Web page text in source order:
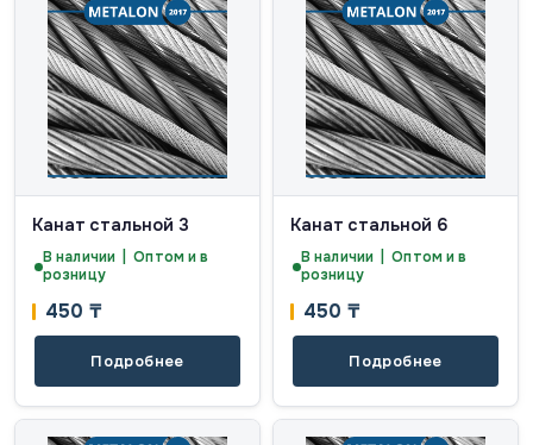
Канат стальной 3
В наличии | Оптом и в
розницу
450 ₸
Подробнее
Канат стальной 6
В наличии | Оптом и в
розницу
450 ₸
Подробнее